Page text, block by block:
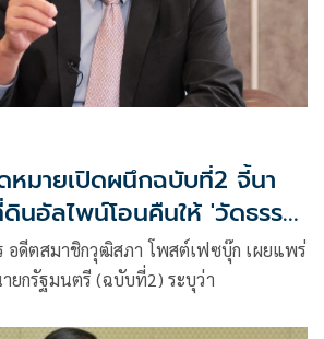
หมายเปิดผนึกฉบับที่2 จี้นา
นอัลไพน์โอนคืนให้ 'วัดธรรม
สมาชิกวุฒิสภา โพสต์เฟซบุ๊ก เผยแพร่
ยกรัฐมนตรี (ฉบับที่2) ระบุว่า